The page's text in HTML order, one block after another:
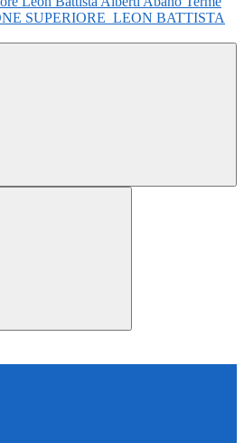
SUPERIORE LEON BATTISTA